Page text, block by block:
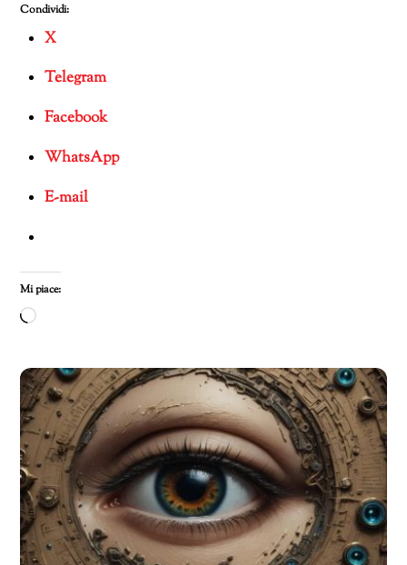
Condividi:
X
Telegram
Facebook
WhatsApp
E-mail
Mi piace:
Caricamento
corso…